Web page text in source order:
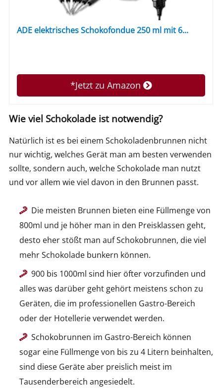
ADE elektrisches Schokofondue 250 ml mit 6...
*Jetzt zu Amazon
Wie viel Schokolade ist notwendig?
Natürlich ist es bei einem Schokoladenbrunnen nicht
nur wichtig, welches Gerät man am besten verwenden
sollte, sondern auch, welche Schokolade man nutzt
und vor allem wie viel davon in den Brunnen passt.
Die meisten Brunnen bieten eine Füllmenge von
800ml und je höher man in den Preisklassen geht,
desto eher stößt man auf Schokobrunnen, die viel
mehr Schokolade bunkern können.
900 bis 1000ml sind hier öfter vorzufinden und
alles was darüber geht gehört meistens schon zu
Geräten, die im professionellen Gastro-Bereich
oder der Hotellerie verwendet werden.
Schokobrunnen im Gastro-Bereich können
sogar eine Füllmenge von bis zu 4 Litern beinhalten,
sind diese Geräte aber preislich meist im
Tausenderbereich angesiedelt.